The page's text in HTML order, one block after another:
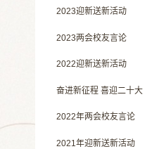
2023迎新送新活动
2023两会校友言论
2022迎新送新活动
奋进新征程 喜迎二十大
2022年两会校友言论
2021年迎新送新活动